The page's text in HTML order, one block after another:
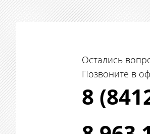
Остались
Позвоните в
8